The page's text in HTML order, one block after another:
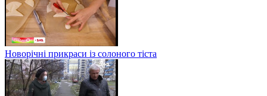
Новорічні прикраси із солоного тіста